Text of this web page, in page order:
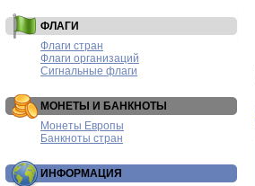
ФЛАГИ
Флаги стран
Флаги организаций
Сигнальные флаги
МОНЕТЫ И БАНКНОТЫ
Монеты Европы
Банкноты стран
ИНФОРМАЦИЯ